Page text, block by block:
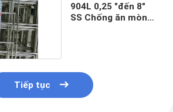
904L 0,25 "đến 8"
SS Chống ăn mòn
Tiếp tục